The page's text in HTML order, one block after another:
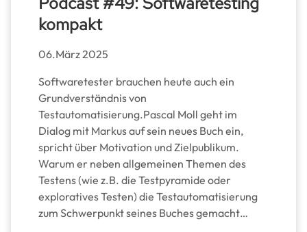
kompakt
06.März 2025
Softwaretester brauchen heute auch ein
Grundverständnis von
Testautomatisierung.Pascal Moll geht im
Dialog mit Markus auf sein neues Buch ein,
spricht über Motivation und Zielpublikum.
Warum er neben allgemeinen Themen des
Testens (wie z.B. die Testpyramide oder
exploratives Testen) die Testautomatisierung
zum Schwerpunkt seines Buches gemacht…